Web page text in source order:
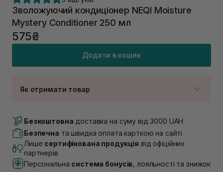
Зволожуючий кондиціонер NEQI Moisture
Mystery Conditioner 250 мл
575₴
Додати в кошик
Як отримати товар
В наявності
Самовивіз м. Луцьк, вул. Винниченка 4
В наявності
Самовивіз м. Львів, вул. Академіка Підстригача, 1В
(Duck’s Lake)
Немає в наявності!
Безкоштовна доставка на суму від 3000 UAH
Безпечна та швидка оплата карткою на сайті
Лише сертифікована продукція від офіційних
партнерів
Персональна система бонусів , лояльності та знижок